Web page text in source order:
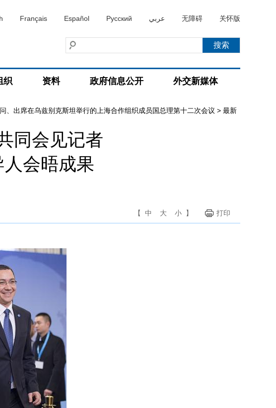
Français Español Русский عربي 无障碍 关怀版
织 资料 政府信息公开 外交新媒体
出席在乌兹别克斯坦举行的上海合作组织成员国总理第十二次会议 > 最新
同会见记者
会晤成果
【 中 大 小 】 打印